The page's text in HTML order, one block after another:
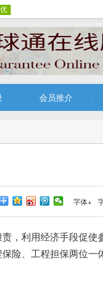
会员推介
字体+
，利用经济手段促使
保险、工程担保两位一